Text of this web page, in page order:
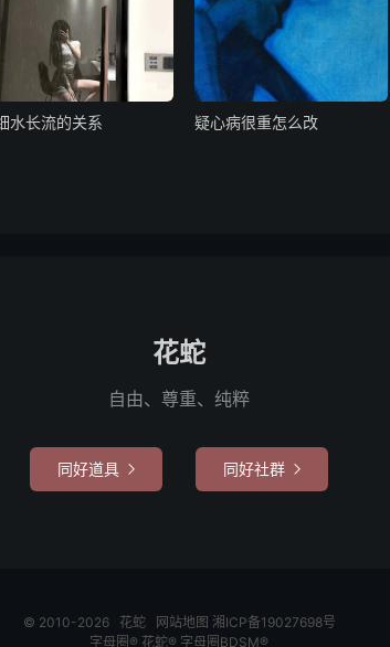
水长流的关系 疑心病很重怎么改
花蛇
自由、尊重、纯粹
同好道具  同好社群 
© 2010-2026 花蛇 网站地图 湘ICP备19027698号
字母圈® 花蛇® 字母圈BDSM®